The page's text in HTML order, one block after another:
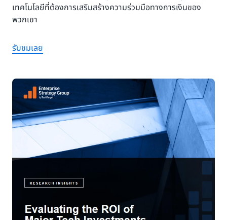
เทคโนโลยีที่ต้องการเสริมสร้างความร่วมมือทางการเงินของ
พวกเขา
รับชมเลย